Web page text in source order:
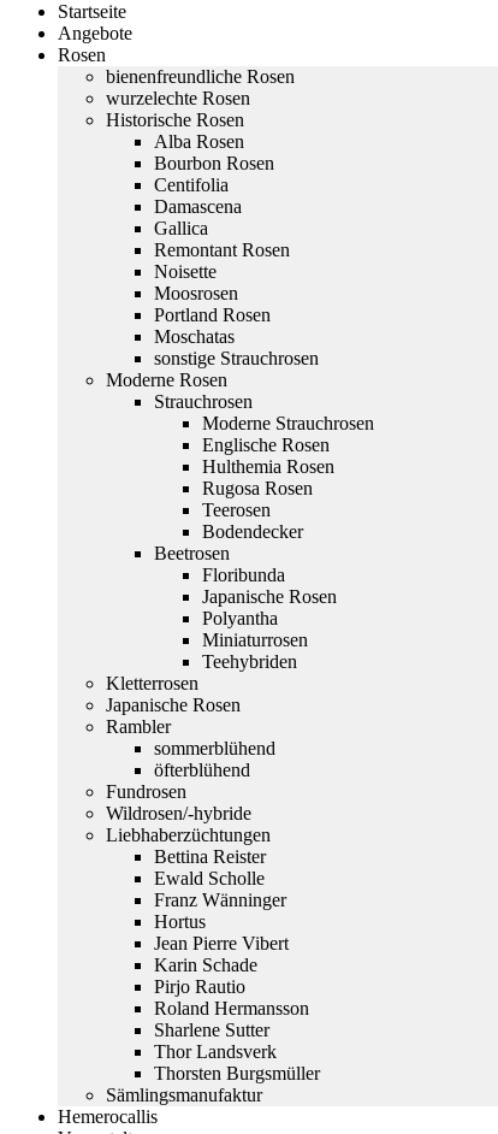
Startseite
Angebote
Rosen
bienenfreundliche Rosen
wurzelechte Rosen
Historische Rosen
Alba Rosen
Bourbon Rosen
Centifolia
Damascena
Gallica
Remontant Rosen
Noisette
Moosrosen
Portland Rosen
Moschatas
sonstige Strauchrosen
Moderne Rosen
Strauchrosen
Moderne Strauchrosen
Englische Rosen
Hulthemia Rosen
Rugosa Rosen
Teerosen
Bodendecker
Beetrosen
Floribunda
Japanische Rosen
Polyantha
Miniaturrosen
Teehybriden
Kletterrosen
Japanische Rosen
Rambler
sommerblühend
öfterblühend
Fundrosen
Wildrosen/-hybride
Liebhaberzüchtungen
Bettina Reister
Ewald Scholle
Franz Wänninger
Hortus
Jean Pierre Vibert
Karin Schade
Pirjo Rautio
Roland Hermansson
Sharlene Sutter
Thor Landsverk
Thorsten Burgsmüller
Sämlingsmanufaktur
Hemerocallis